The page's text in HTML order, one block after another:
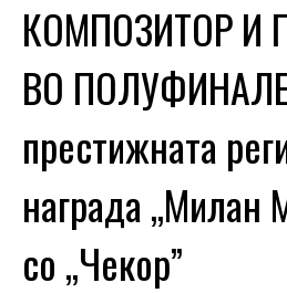
КОМПОЗИТОР И
ВО
престижната
награда „Милан
со „Чекор”